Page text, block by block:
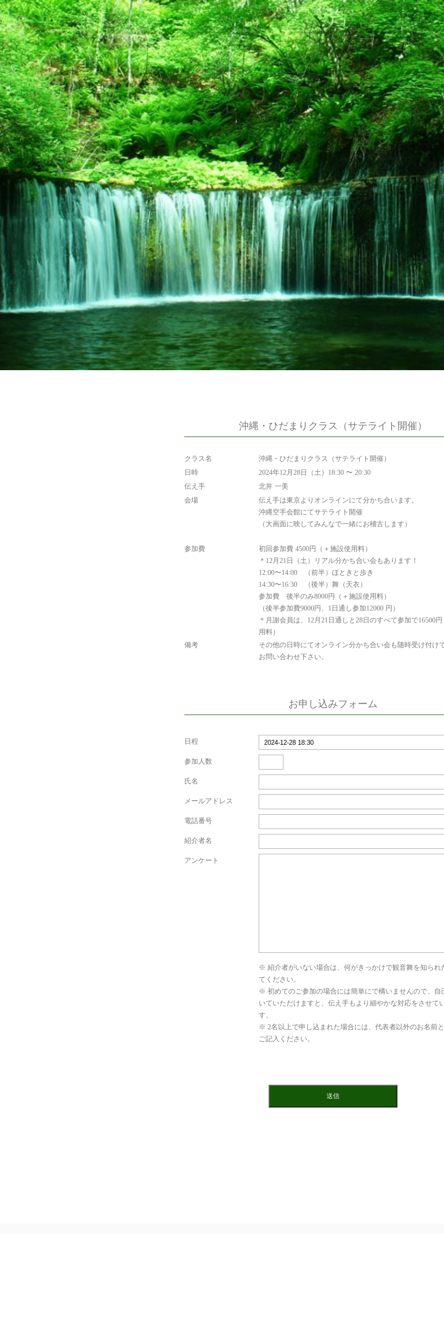
沖縄・ひだまりクラス（サテライト開催）
クラス名
沖縄・ひだまりクラス（サテライト開催）
日時
2024年12月28日（土）18:30 〜 20:30
伝え手
北井 一美
会場
伝え手は東京よりオンラインにて分かち合います。
沖縄空手会館にてサテライト開催
（大画面に映してみんなで一緒にお稽古します）
参加費
初回参加費 4500円（＋施設使用料）
＊12月21日（土）リアル分かち合い会もあります！
12:00〜14:00 （前半）ほときと歩き
14:30〜16:30 （後半）舞（天衣）
参加費 後半のみ8000円（＋施設使用料）
（後半参加費9000円、1日通し参加12000 円）
＊月謝会員は、12月21日通しと28日のすべて参加で16500
用料）
備考
その他の日時にてオンライン分かち合い会も随時受け付け
お問い合わせ下さい。
お申し込みフォーム
日程
参加人数
氏名
メールアドレス
電話番号
紹介者名
アンケート
※ 紹介者がいない場合は、何がきっかけで観音舞を知られ
てください。
※ 初めてのご参加の場合には簡単にで構いませんので、自
いていただけますと、伝え手もより細やかな対応をさせて
す。
※ 2名以上で申し込まれた場合には、代表者以外のお名前
ご記入ください。